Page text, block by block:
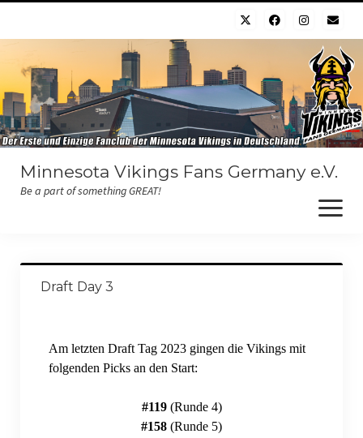
Minnesota Vikings Fans Germany e.V.
Be a part of something GREAT!
Willkommen
Der Verein
Der Vorstand
Jahreshauptversammlung
Draft Day 3
Am letzten Draft Tag 2023 gingen die Vikings mit
folgenden Picks an den Start:
#119(Runde 4)
#158 (Runde 5)